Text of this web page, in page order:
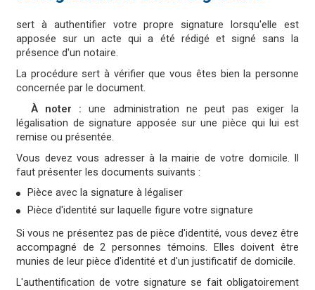
sert à authentifier votre propre signature lorsqu'elle est
apposée sur un acte qui a été rédigé et signé sans la
présence d'un notaire.
La procédure sert à vérifier que vous êtes bien la personne
concernée par le document.
À noter :une administration ne peut pas exiger la
légalisation de signature apposée sur une pièce qui lui est
remise ou présentée.
Vous devez vous adresser à la mairie de votre domicile. Il
faut présenter les documents suivants :
Pièce avec la signature à légaliser
Pièce d'identité sur laquelle figure votre signature
Si vous ne présentez pas de pièce d'identité, vous devez être
accompagné de 2 personnes témoins. Elles doivent être
munies de leur pièce d'identité et d'un justificatif de domicile.
L'authentification de votre signature se fait obligatoirement